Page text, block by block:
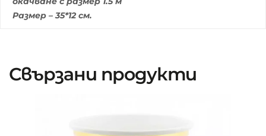
Размер – 35*12 см.
Свързани продукти